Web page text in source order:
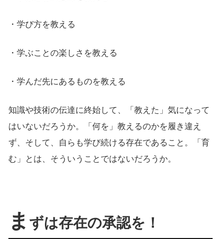
・学び方を教える
・学ぶことの楽しさを教える
・学んだ先にあるものを教える
知識や技術の伝達に終始して、「教えた」気になって
はいないだろうか。「何を」教えるのかを履き違え
ず、そして、自らも学び続ける存在であること。「育
む」とは、そういうことではないだろうか。
ま ずは存在の承認を！